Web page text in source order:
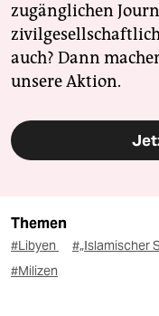
zugänglichen
auch? Dann
unsere Aktion.
Themen
#Libyen #„Islamischer
#Milizen